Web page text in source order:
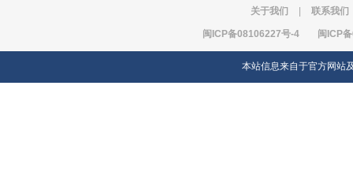
关于我们 联系我们
闽ICP备08106227号-4 闽ICP
本站信息来自于官方网站